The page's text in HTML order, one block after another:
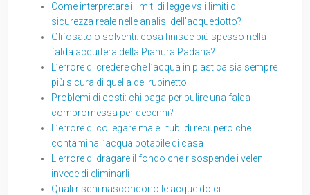
Come interpretare i limiti di legge vs i limiti di
sicurezza reale nelle analisi dell’acquedotto?
Glifosato o solventi: cosa finisce più spesso nella
falda acquifera della Pianura Padana?
L’errore di credere che l’acqua in plastica sia sempre
più sicura di quella del rubinetto
Problemi di costi: chi paga per pulire una falda
compromessa per decenni?
L’errore di collegare male i tubi di recupero che
contamina l’acqua potabile di casa
L’errore di dragare il fondo che risospende i veleni
invece di eliminarli
Quali rischi nascondono le acque dolci